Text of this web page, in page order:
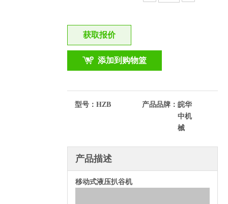
获取报价
添加到购物篮
型号： HZB 产品品牌：皖华
中机
械
产品描述
移动式液压扒谷机